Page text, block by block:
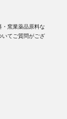
窯業薬品原料な
いてご質問がござ